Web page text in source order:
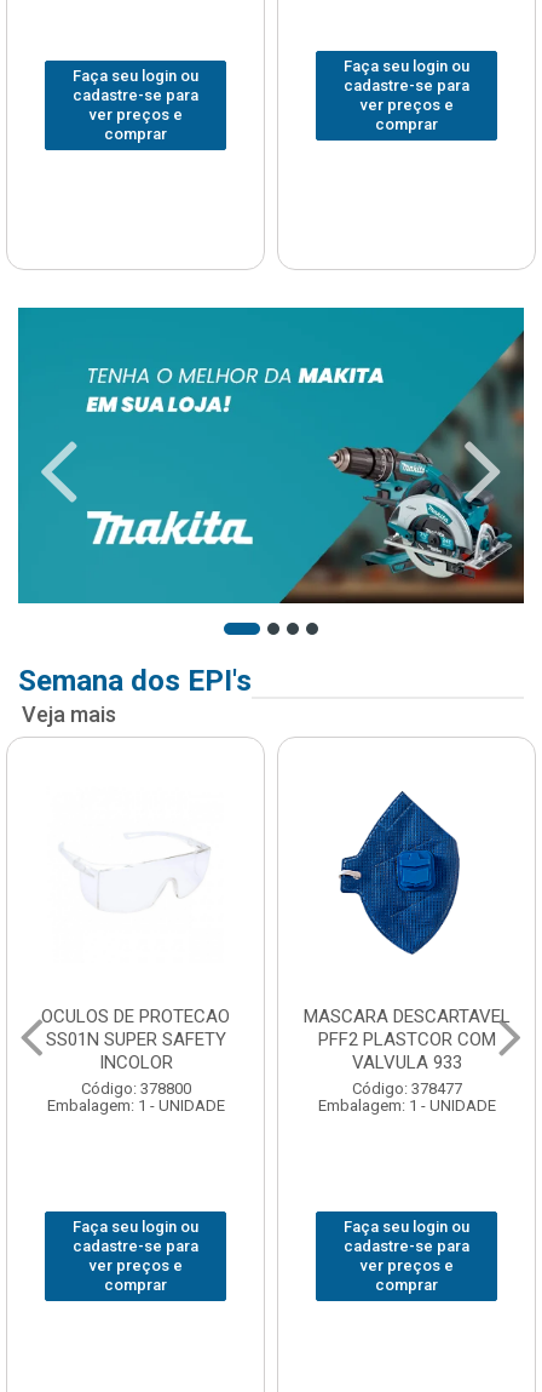
Faça seu login ou
cadastre-se para
ver preços e
comprar
Faça seu login ou
cadastre-se para
ver preços e
comprar
Semana dos EPI's
Veja mais
OCULOS DE PROTECAO
SS01N SUPER SAFETY
INCOLOR
Código: 378800
Embalagem: 1 - UNIDADE
Faça seu login ou
cadastre-se para
ver preços e
comprar
MASCARA DESCARTAVEL
PFF2 PLASTCOR COM
VALVULA 933
Código: 378477
Embalagem: 1 - UNIDADE
Faça seu login ou
cadastre-se para
ver preços e
comprar